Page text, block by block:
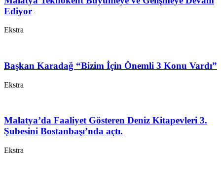
Ediyor
Ekstra
Başkan Karadağ “Bizim İçin Önemli 3 Konu Vardı”
Ekstra
Malatya’da Faaliyet Gösteren Deniz Kitapevleri 3.
Şubesini Bostanbaşı’nda açtı.
Ekstra